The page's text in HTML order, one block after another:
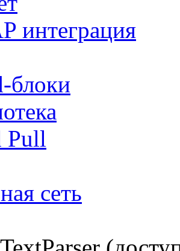
интеграция
блоки
Pull
сеть